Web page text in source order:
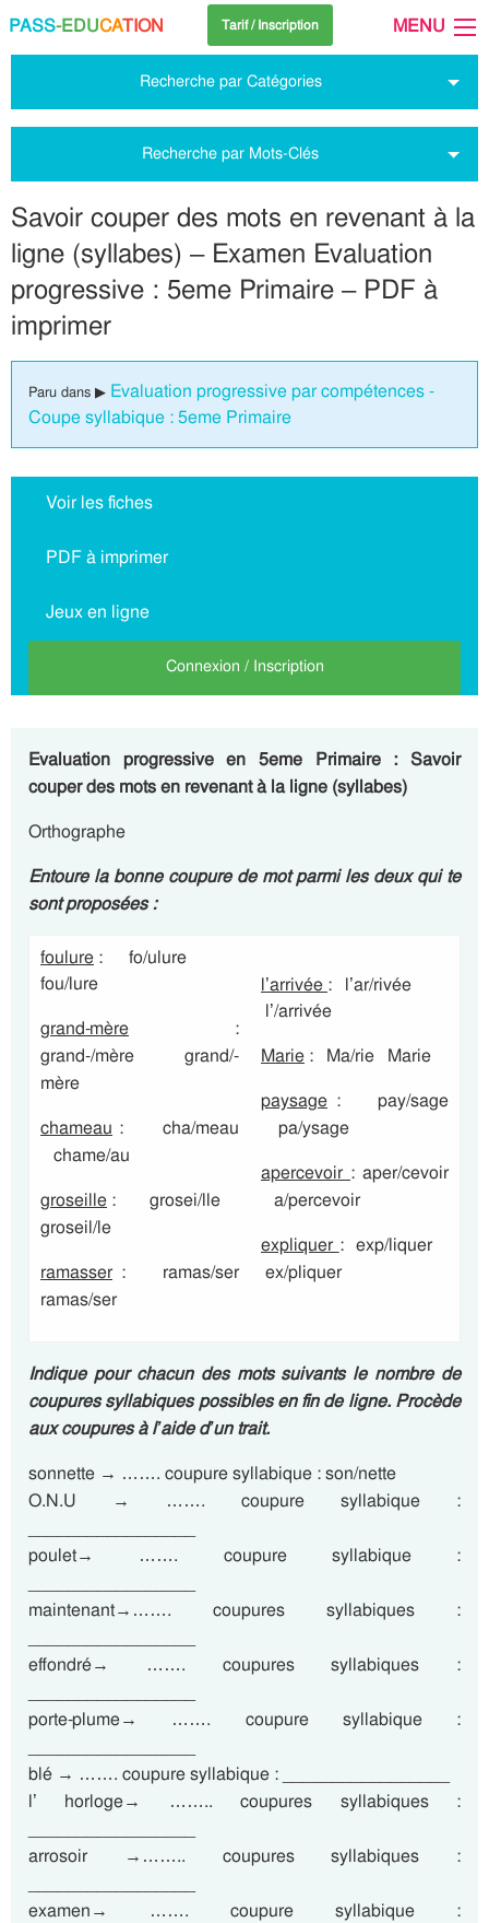
PASS-EDUCATION Tarif / Inscription MENU
Recherche par Catégories
Recherche par Mots-Clés
Savoir couper des mots en revenant à la
ligne (syllabes) – Examen Evaluation
progressive : 5eme Primaire – PDF à
imprimer
Paru dans ▶ Evaluation progressive par compétences -
Coupe syllabique : 5eme Primaire
Voir les fiches
PDF à imprimer
Jeux en ligne
Connexion / Inscription
Evaluation progressive en 5eme Primaire : Savoir
couper des mots en revenant à la ligne (syllabes)
Orthographe
Entoure la bonne coupure de mot parmi les deux qui te
sont proposées :
foulure : fo/ulure
fou/lure
grand-mère :
grand-/mère grand/-
mère
chameau : cha/meau
chame/au
groseille : grosei/lle
groseil/le
ramasser : ramas/ser
ramas/ser
l’arrivée : l’ar/rivée
l’/arrivée
Marie : Ma/rie Marie
paysage : pay/sage
pa/ysage
apercevoir : aper/cevoir
a/percevoir
expliquer : exp/liquer
ex/pliquer
Indique pour chacun des mots suivants le nombre de
coupures syllabiques possibles en fin de ligne. Procède
aux coupures à l’aide d’un trait.
sonnette → ……. coupure syllabique : son/nette
O.N.U → ……. coupure syllabique :
poulet→ ……. coupure syllabique :
maintenant→……. coupures syllabiques :
effondré→ ……. coupures syllabiques :
porte-plume→ ……. coupure syllabique :
blé → ……. coupure syllabique : _________________
l’ horloge→ …….. coupures syllabiques :
arrosoir →…….. coupures syllabiques :
examen→ ……. coupure syllabique :